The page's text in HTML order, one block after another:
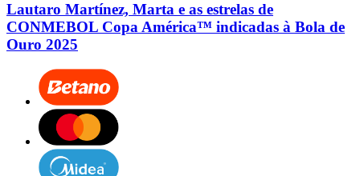
Lautaro Martínez, Marta e as estrelas de
CONMEBOL Copa América™ indicadas à Bola de
Ouro 2025